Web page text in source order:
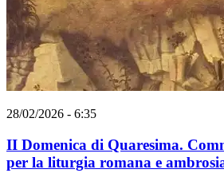
28/02/2026 - 6:35
II Domenica di Quaresima.
per la liturgia romana e